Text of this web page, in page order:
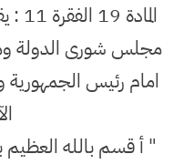
مجلس شورى الدولة
امام رئيس الجمهورية
" أ قسم بالله العظيم